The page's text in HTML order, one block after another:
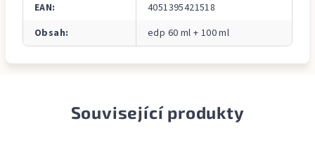
EAN:
4051395421518
Obsah: edp 60 ml + 100 ml
Související produkty